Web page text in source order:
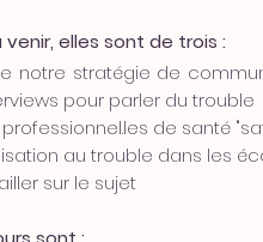
elles sont de trois :
notre stratégie de
pour parler du trouble
de santé
au trouble dans les
sur le sujet